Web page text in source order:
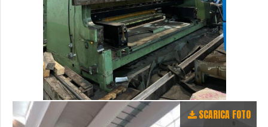
SCARICA FOTO